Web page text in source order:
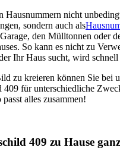
Hausnummern nicht
sondern auch als
den Mülltonnen oder
So kann es nicht zu
Ihr Haus sucht, wird
zu kreieren können Sie bei
409 für unterschiedliche
alles zusammen!
409 zu Hause